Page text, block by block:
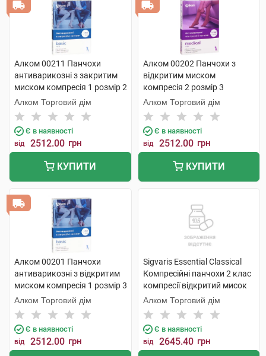
Алком 00211 Панчохи
антиварикозні з закритим
миском компресія 1 розмір 2
бежевий 1 пара
Алком Торговий дім
Є в наявності
від 2512.00 грн
КУПИТИ
Алком 00202 Панчохи з
відкритим миском
компресія 2 розмір 3
бежевий 1 пара
Алком Торговий дім
Є в наявності
від 2512.00 грн
КУПИТИ
Алком 00201 Панчохи
антиварикозні з відкритим
миском компресія 1 розмір 3
бежевий 1 пара
Алком Торговий дім
Є в наявності
від 2512.00 грн
Sigvaris Essential Classical
Компресійні панчохи 2 клас
компресії відкритий мисок
розмір L long 1 пара
Алком Торговий дім
Є в наявності
від 2645.40 грн